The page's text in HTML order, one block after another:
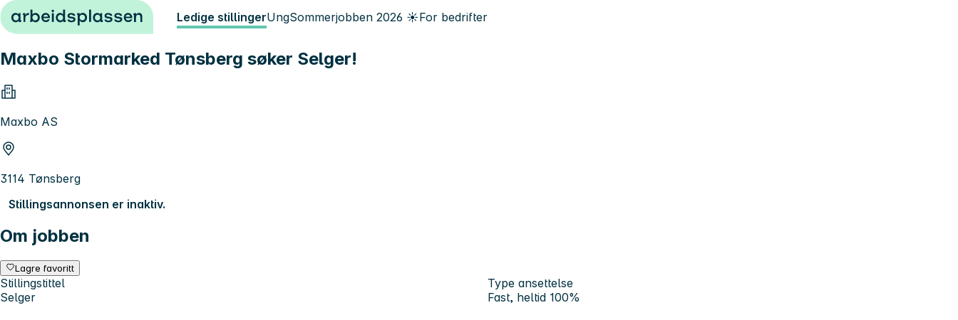
Hopp til innhold Ledige stillingerUngSommerjobben 2026 ☀️For bedrifter
Maxbo Stormarked Tønsberg søker Selger!
Maxbo AS
3114 Tønsberg
Stillingsannonsen er inaktiv.
Om jobben
Lagre favoritt
Stillingstittel
Selger
Type ansettelse
Fast, heltid 100%